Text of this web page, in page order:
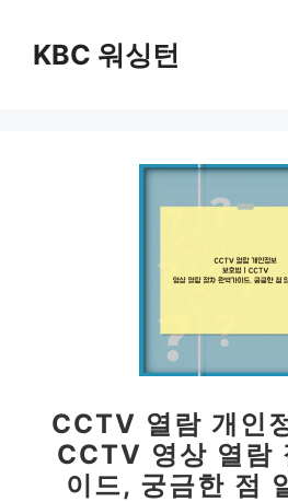
KBC 워싱턴
CCTV 열람 개인
CCTV 영상 열람
이드, 궁금한 점